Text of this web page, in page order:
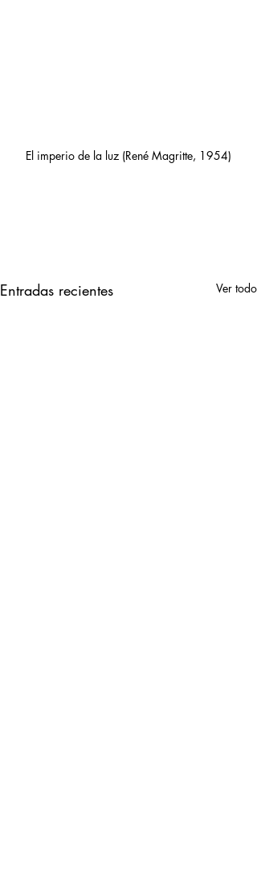
El imperio de la luz (René Magritte, 1954)
Entradas recientes Ver todo